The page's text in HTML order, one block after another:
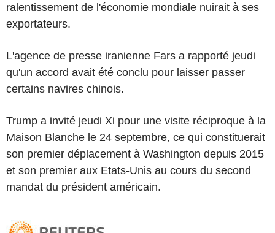
ralentissement de l'économie mondiale nuirait à ses
exportateurs.
L'agence de presse iranienne Fars a rapporté jeudi
qu'un accord avait été conclu pour laisser passer
certains navires chinois.
Trump a invité jeudi Xi pour une visite réciproque à la
Maison Blanche le 24 septembre, ce qui constituerait
son premier déplacement à Washington depuis 2015
et son premier aux Etats-Unis au cours du second
mandat du président américain.